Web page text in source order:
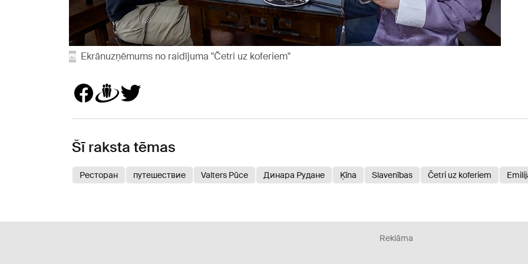
Ekrānuzņēmums no raidījuma "Četri uz koferiem"
Šī raksta tēmas
Ресторан путешествие Valters Pūce Динара Рудане Ķīna Slavenības Četri uz koferiem
Reklāma